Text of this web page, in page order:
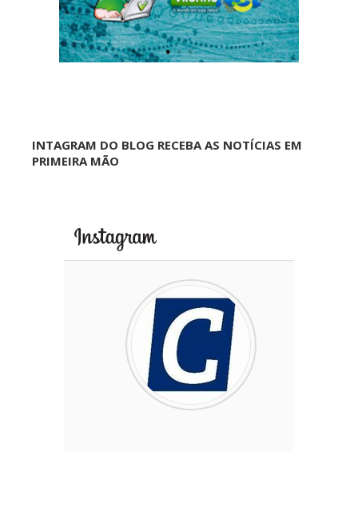
INTAGRAM DO BLOG RECEBA AS NOTÍCIAS EM
PRIMEIRA MÃO